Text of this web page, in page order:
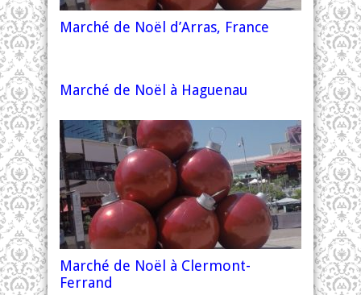
Marché de Noël d’Arras, France
Marché de Noël à Haguenau
Marché de Noël à Clermont-
Ferrand